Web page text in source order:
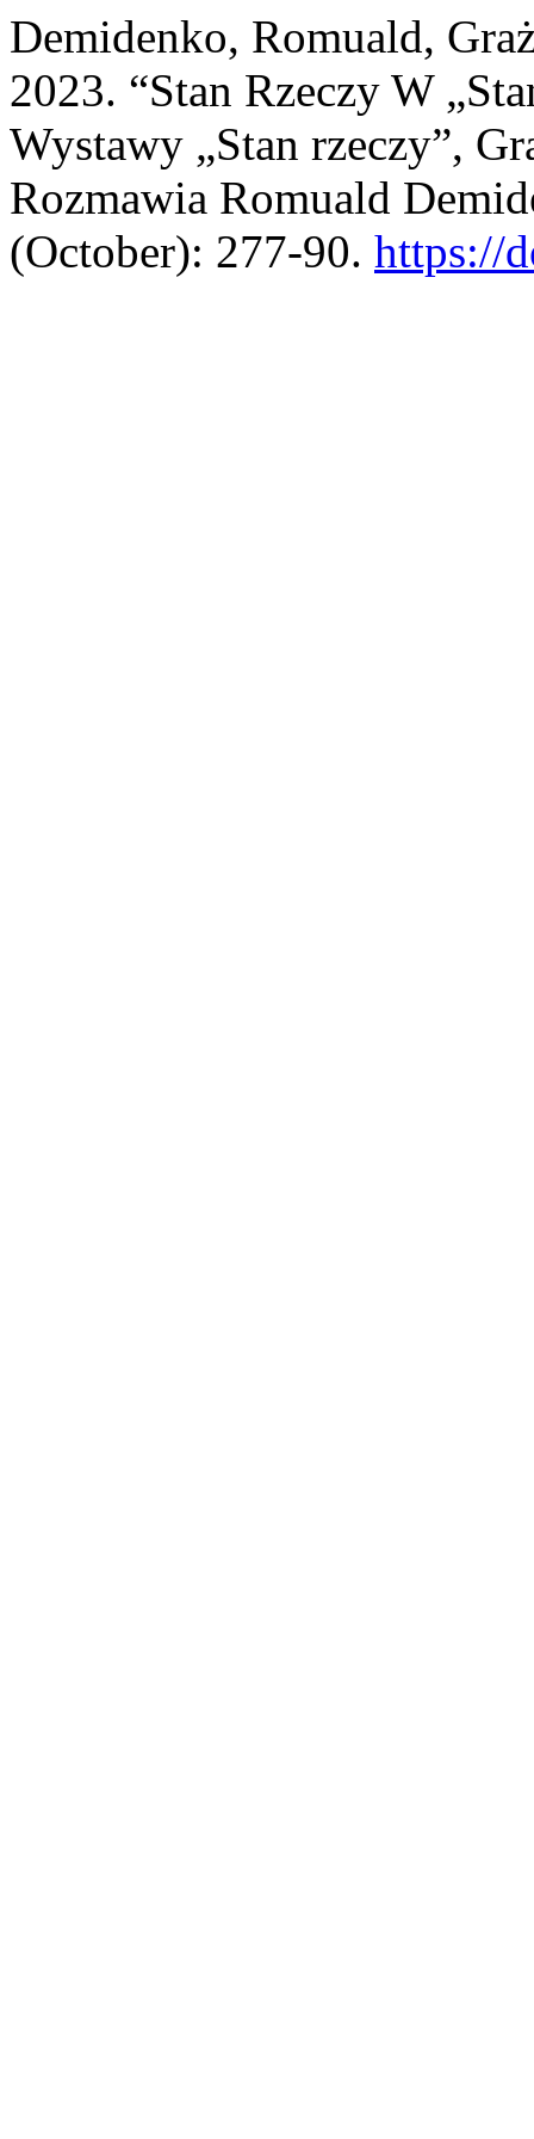
Demidenko, Romuald,
2023. “Stan Rzeczy W
Wystawy „Stan rzeczy”,
Rozmawia Romuald
(October): 277-90. https://